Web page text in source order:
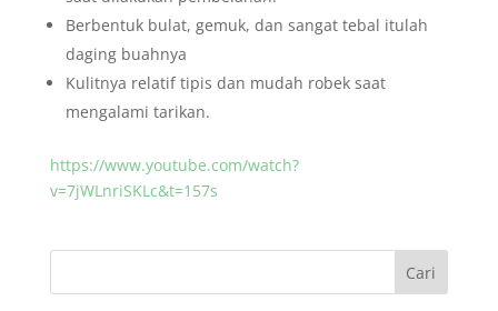
Berbentuk bulat, gemuk, dan sangat tebal itulah
daging buahnya
Kulitnya relatif tipis dan mudah robek saat
mengalami tarikan.
https://www.youtube.com/watch?
v=7jWLnriSKLc&t=157s